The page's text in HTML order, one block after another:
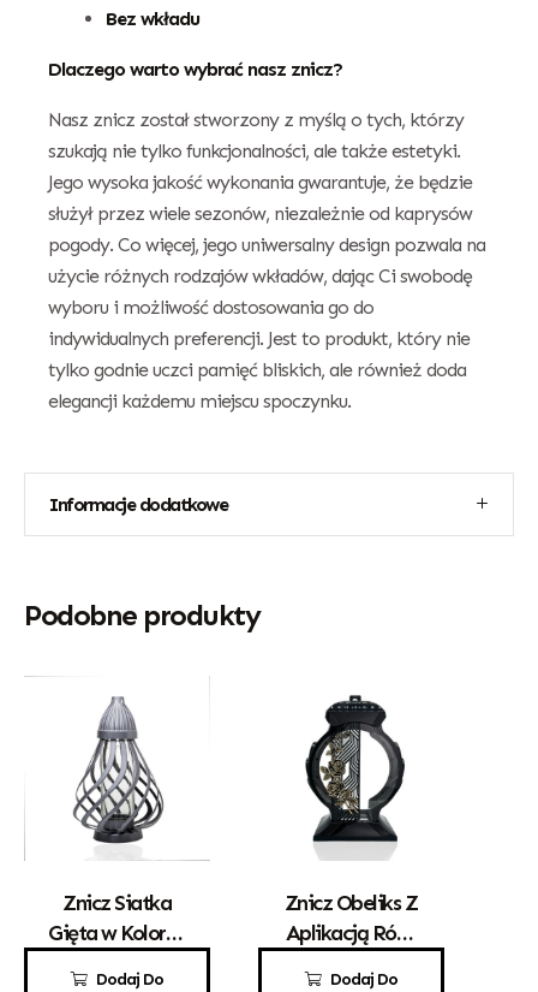
Bez wkładu
Dlaczego warto wybrać nasz znicz?
Nasz znicz został stworzony z myślą o tych, którzy
szukają nie tylko funkcjonalności, ale także estetyki.
Jego wysoka jakość wykonania gwarantuje, że będzie
służył przez wiele sezonów, niezależnie od kaprysów
pogody. Co więcej, jego uniwersalny design pozwala na
użycie różnych rodzajów wkładów, dając Ci swobodę
wyboru i możliwość dostosowania go do
indywidualnych preferencji. Jest to produkt, który nie
tylko godnie uczci pamięć bliskich, ale również doda
elegancji każdemu miejscu spoczynku.
Informacje dodatkowe
Podobne produkty
Dodaj Do
Znicz Siatka
Gięta w Kolorze
49,00 zł
Dodaj Do
Znicz Obeliks Z
Aplikacją Róży
110,00zł